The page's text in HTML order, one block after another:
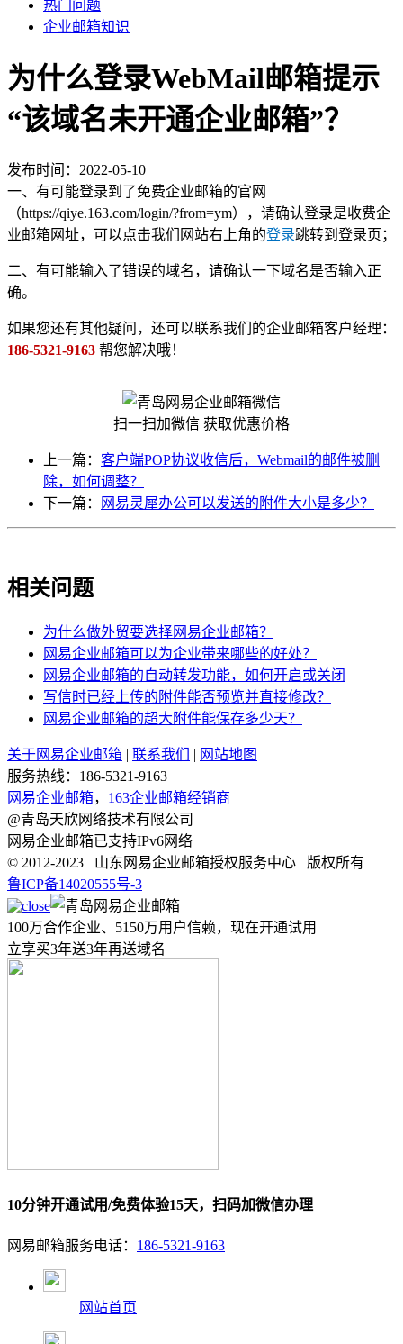
热门问题
企业邮箱知识
为什么登录WebMail邮箱提示
“该域名未开通企业邮箱”？
发布时间：2022-05-10
一、有可能登录到了免费企业邮箱的官网
（https://qiye.163.com/login/?from=ym），请确认登录是收费企
业邮箱网址，可以点击我们网站右上角的登录跳转到登录页；
二、有可能输入了错误的域名，请确认一下域名是否输入正
确。
如果您还有其他疑问，还可以联系我们的企业邮箱客户经理：
186-5321-9163 帮您解决哦！
扫一扫加微信 获取优惠价格
上一篇： 客户端POP协议收信后，Webmail的邮件被删
除，如何调整？
下一篇：
网易灵犀办公可以发送的附件大小是多少？
相关问题
为什么做外贸要选择网易企业邮箱？
网易企业邮箱可以为企业带来哪些的好处？
网易企业邮箱的自动转发功能，如何开启或关闭
写信时已经上传的附件能否预览并直接修改？
网易企业邮箱的超大附件能保存多少天？
关于网易企业邮箱 | 联系我们 | 网站地图
服务热线：186-5321-9163
网易企业邮箱， 163企业邮箱经销商
@青岛天欣网络技术有限公司
网易企业邮箱已支持IPv6网络
© 2012-2023 山东网易企业邮箱授权服务中心 版权所有
鲁ICP备14020555号-3
100万合作企业、5150万用户信赖，现在开通试用
立享买3年送3年再送域名
10分钟开通试用/免费体验15天，扫码加微信办理
网易邮箱服务电话： 186-5321-9163
网站首页